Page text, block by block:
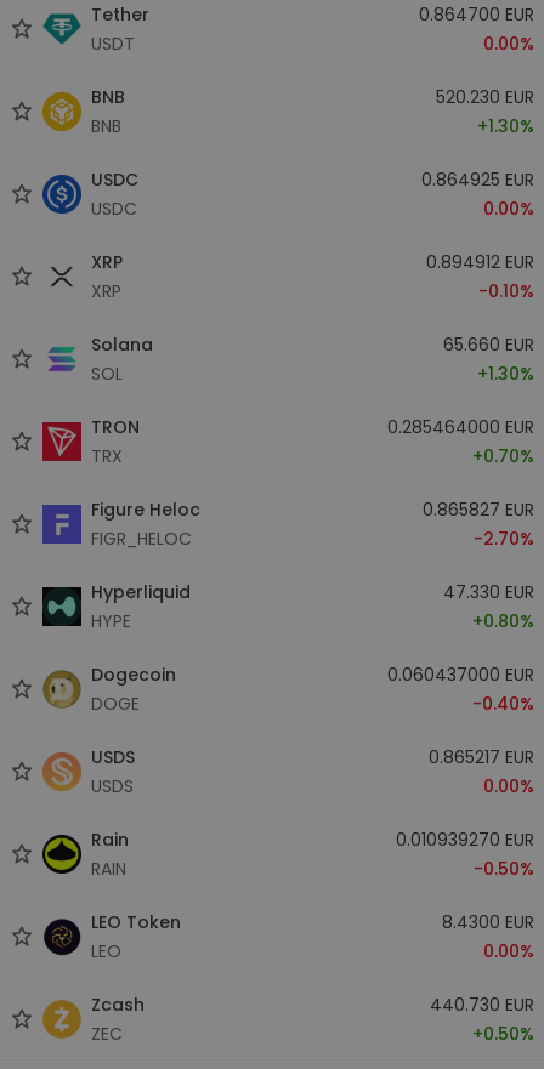
Tether
USDT
0.864700 EUR
0.00%
BNB
BNB
520.230 EUR
+1.30%
USDC
USDC
0.864925 EUR
0.00%
XRP
XRP
0.894912 EUR
-0.10%
Solana
SOL
65.660 EUR
+1.30%
TRON
TRX
0.285464000 EUR
+0.70%
Figure Heloc
FIGR_HELOC
0.865827 EUR
-2.70%
Hyperliquid
HYPE
47.330 EUR
+0.80%
Dogecoin
DOGE
0.060437000 EUR
-0.40%
USDS
USDS
0.865217 EUR
0.00%
Rain
RAIN
0.010939270 EUR
-0.50%
LEO Token
LEO
8.4300 EUR
0.00%
Zcash
ZEC
440.730 EUR
+0.50%